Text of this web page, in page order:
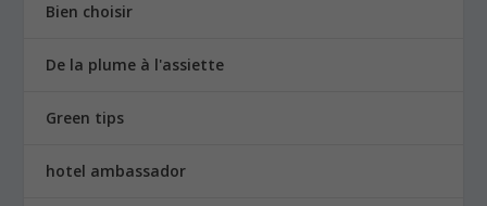
Bien choisir
De la plume à l'assiette
Green tips
hotel ambassador